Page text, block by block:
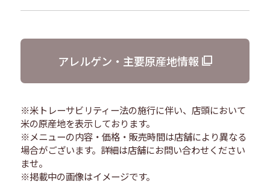
アレルゲン・主要原産地情報
※米トレーサビリティー法の施行に伴い、店頭において
米の原産地を表示しております。
※メニューの内容・価格・販売時間は店舗により異なる
場合がございます。詳細は店舗にお問い合わせください
ませ。
※掲載中の画像はイメージです。